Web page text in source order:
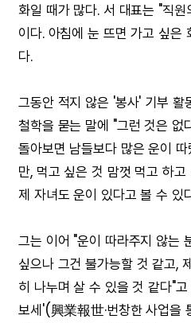
화일 때가 많다. 서 대표는 "직
이다. 아침에 눈 뜨면 가고 싶은
다.
그동안 적지 않은 '봉사' 기부 활
철학을 묻는 말에 "그런 것은 없
돌아보면 남들보다 많은 운이
만, 먹고 싶은 것 맘껏 먹고 하
제 자녀도 운이 있다고 볼 수 있
그는 이어 "운이 따라주지 않는
싶으나 그건 불가능할 것 같고,
히 나누며 살 수 있을 것 같다"
보세'(興業報世·번창한 사업을